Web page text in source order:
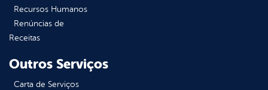
Recursos Humanos
Renúncias de
Receitas
Outros Serviços
Carta de Serviços